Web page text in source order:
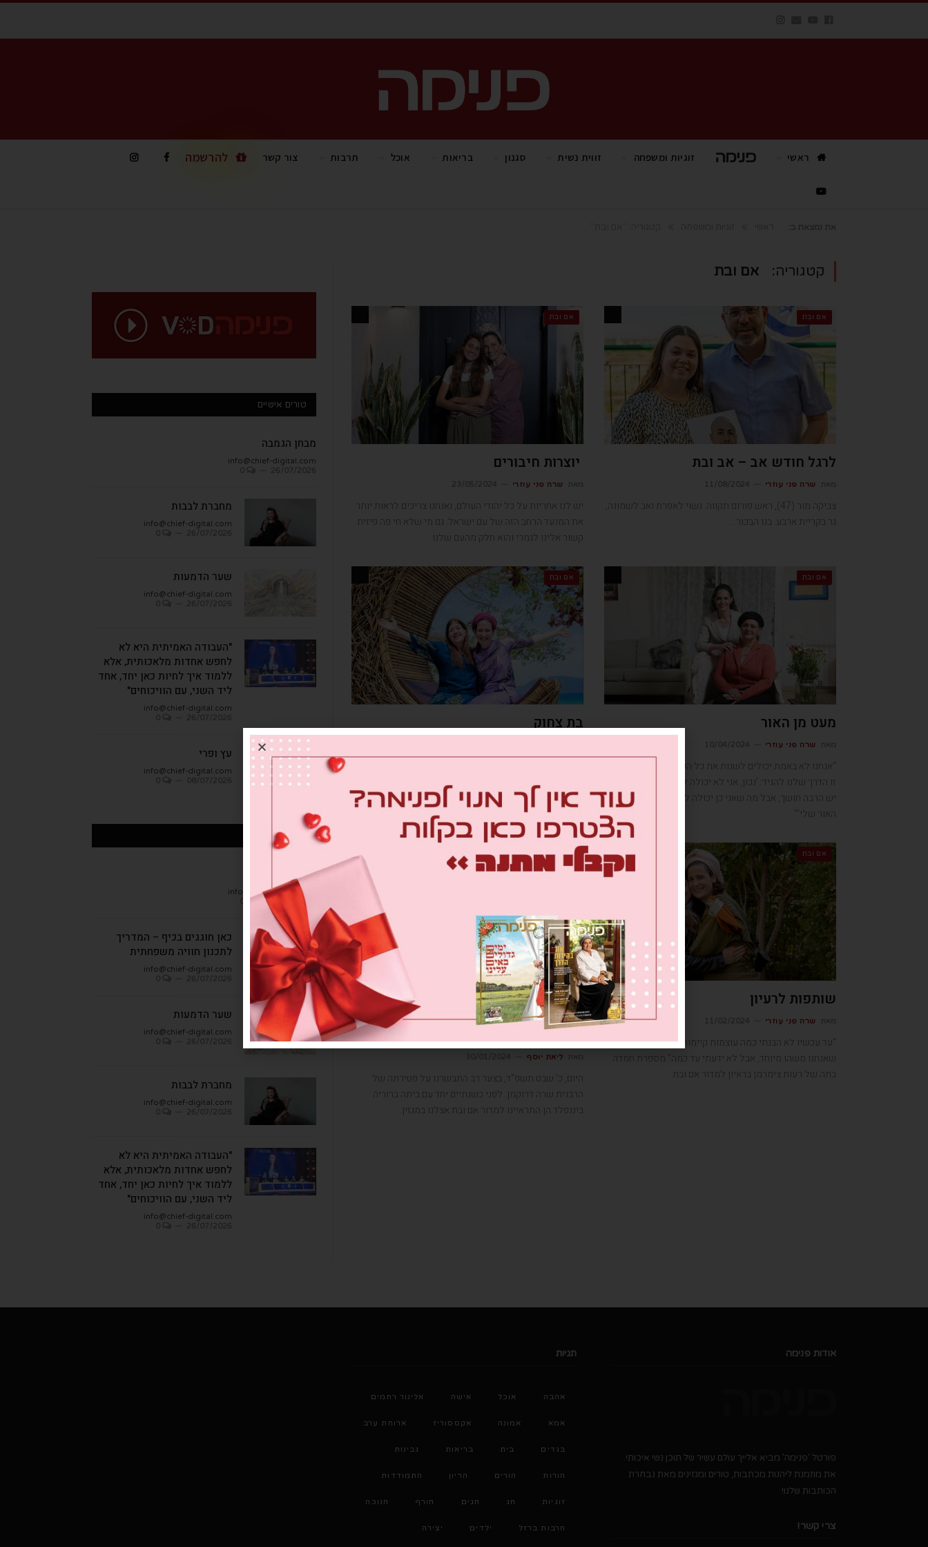
ראשי פנימה TV זוגיות ומשפחה זווית נשית סגנון בריאות אוכל תרבות צור קשר להרשמה
קטגוריה: אם ובת
אם ובת
לרגל חודש אב – אב ובת
שרה פני עוזרי
צביקה מור (47), ראש פורום תקווה. נשוי לאפרת ואב לשמונה,
גר בקריית ארבע. בנו הבכור…
אם ובת
יוצרות חיבורים
שרה פני עוזרי
יש לנו אחריות על כל יהודי העולם, ואנחנו צריכים לראות יותר
את המנעד הרחב הזה של עם ישראל. גם מי שלא חי פה פיזית
קשור אלינו לגמרי והוא חלק מהעם שלנו
אם ובת
מעט מן האור
שרה פני עוזרי
"אנחנו לא באמת יכולים לשנות את כל העולם. 'מעט מן האור'
זו הדרך שלנו להגיד: 'נכון, אני לא יכולה לשנות הכול, בעולם
יש הרבה חושך, אבל מה שאני כן יכולה לעשות זה להוסיף את
האור שלי'"
אם ובת
בת צחוק
בבית שלהן תמיד אפשר לצחוק ולעשות חיקויים של זבובים
וניירות מקומטים
אם ובת
שותפות לרעיון
שרה פני עוזרי
"עד עכשיו לא הבנתי כמה עוצמות קיימות בנו כעם. ידעתי
שאנחנו משהו מיוחד, אבל לא ידעתי עד כמה" מספרת חמדה
בתה של רעות צימרמן בראיון למדור אם ובת
אם ובת
"כל החיים עשיתי מה שהבנתי שנכון
וצריך להיעשות, למשפחתי ולעם
ישראל."
ליאת יוסף
היום, כ' שבט תשפ"ד, בצער רב התבשרנו על פטירתה של
הרבנית שרה דרוקמן. לפני כשנתיים יחד עם ביתה ברוריה
ביננפלד הן התראיינו למדור אם ובת אצלנו במגזין.
טורים אישיים
מבחן הגמבה
info@chief-digital.com
מחברת לבבות
info@chief-digital.com
שער הדמעות
info@chief-digital.com
"העבודה האמיתית היא לא
לחפש אחדות מלאכותית, אלא
ללמוד איך לחיות כאן יחד, אחד
ליד השני, עם הוויכוחים"
info@chief-digital.com
עץ ופרי
info@chief-digital.com
כתבות אחרונות
מבחן הגמבה
info@chief-digital.com
26/07/2026
כאן חוגגים בכיף – המדריך
לתכנון חוויה משפחתית
info@chief-digital.com
שער הדמעות
info@chief-digital.com
מחברת לבבות
info@chief-digital.com
"העבודה האמיתית היא לא
לחפש אחדות מלאכותית, אלא
ללמוד איך לחיות כאן יחד, אחד
ליד השני, עם הוויכוחים"
info@chief-digital.com
אודות פנימה
פורטל 'פנימה' מביא אלייך עולם עשיר של תוכן נשי איכותי.
את מוזמנת ליהנות מכתבות, טורים ומגזינים מאת נבחרת
הכותבות שלנו!
צרי קשר!
תגיות
אהבה אוכל אישה אלינור רחמים
אמא אמונה אקססוריז ארוחת ערב
בגדים בית בריאות גבינות
הורות הורים הריון התמודדות
זוגיות חג חגים חורף חנוכה
חרבות ברזל ילדים יצירה